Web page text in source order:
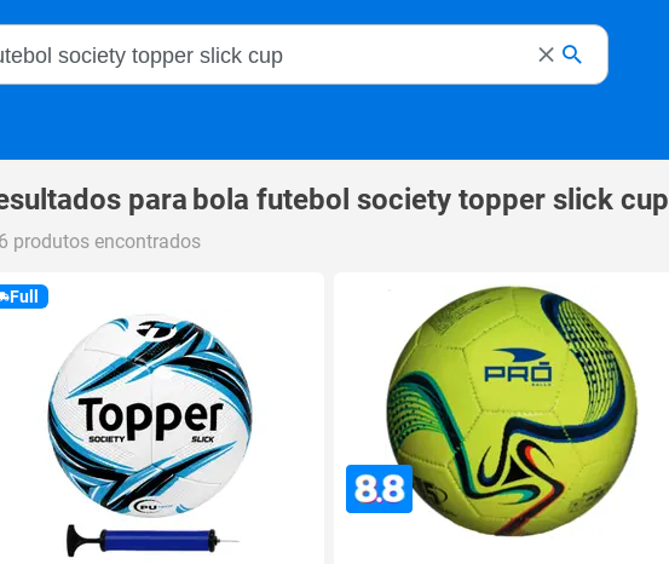
Magalu
para bola futebol society topper slick cup
produtos encontrados
Full